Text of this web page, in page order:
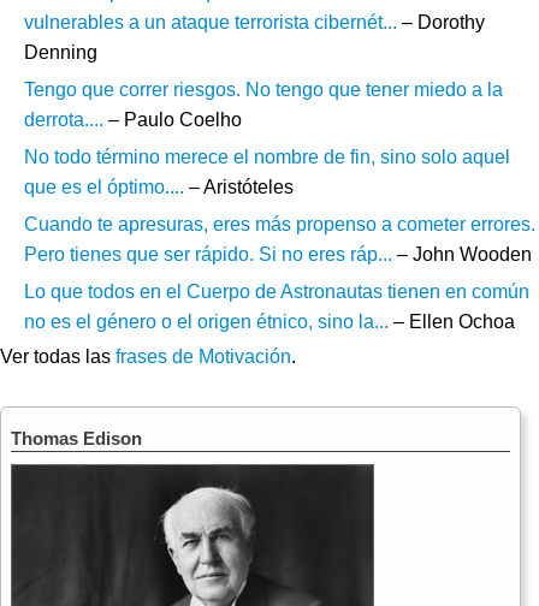
vulnerables a un ataque terrorista cibernét... – Dorothy
Denning
Tengo que correr riesgos. No tengo que tener miedo a la
derrota.... – Paulo Coelho
No todo término merece el nombre de fin, sino solo aquel
que es el óptimo.... – Aristóteles
Cuando te apresuras, eres más propenso a cometer errores.
Pero tienes que ser rápido. Si no eres ráp... – John Wooden
Lo que todos en el Cuerpo de Astronautas tienen en común
no es el género o el origen étnico, sino la... – Ellen Ochoa
Ver todas las frases de Motivación.
Thomas Edison